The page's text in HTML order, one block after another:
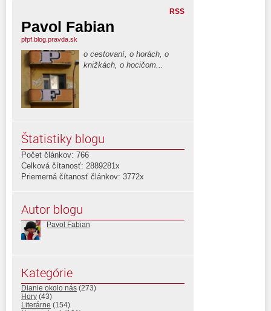
RSS
Pavol Fabian
pfpf.blog.pravda.sk
o cestovaní, o horách, o
knižkách, o hocičom...
Štatistiky blogu
Počet článkov: 766
Celková čítanosť: 2889281x
Priemerná čítanosť článkov: 3772x
Autor blogu
Pavol Fabian
Kategórie
Dianie okolo nás (273)
Hory (43)
Literárne (154)